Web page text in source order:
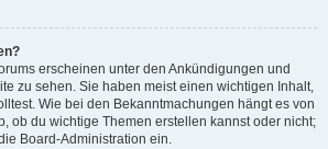
erscheinen unter den Ankündigungen und
zu sehen. Sie haben meist einen wichtigen Inhalt,
Wie bei den Bekanntmachungen hängt es von
ob du wichtige Themen erstellen kannst oder nicht;
Board-Administration ein.